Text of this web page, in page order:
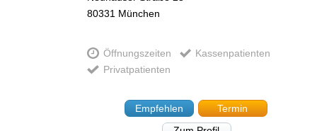
80331 München
Öffnungszeiten
Kassenpatienten
Privatpatienten
Empfehlen
Termin